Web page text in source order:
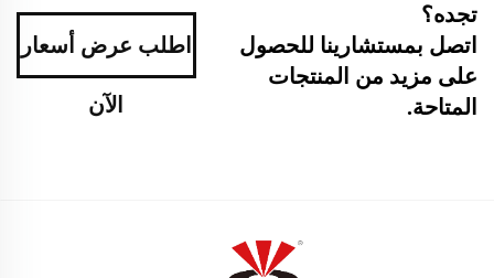
تجده؟
اتصل بمستشارينا للحصول
على مزيد من المنتجات
المتاحة.
اطلب عرض أسعار
الآن